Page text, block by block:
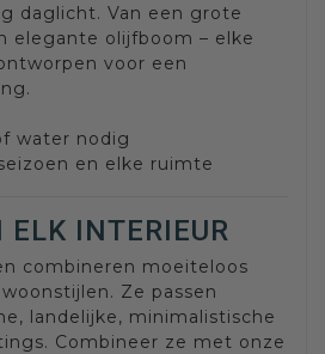
daglicht. Van een grote
elegante olijfboom – elke
voor een
water nodig
en elke ruimte
ELK INTERIEUR
combineren moeiteloos
Ze passen
landelijke, minimalistische
Combineer ze met onze